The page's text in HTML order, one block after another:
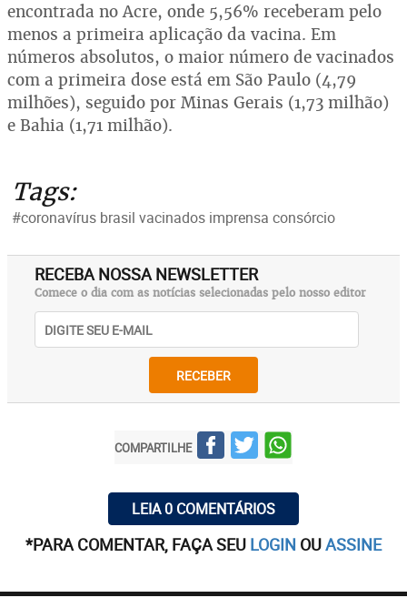
encontrada no Acre, onde 5,56% receberam pelo
menos a primeira aplicação da vacina. Em
números absolutos, o maior número de vacinados
com a primeira dose está em São Paulo (4,79
milhões), seguido por Minas Gerais (1,73 milhão)
e Bahia (1,71 milhão).
Tags:
#coronavírus brasil vacinados imprensa consórcio
RECEBA NOSSA NEWSLETTER
Comece o dia com as notícias selecionadas pelo nosso editor
RECEBER
COMPARTILHE
LEIA 0 COMENTÁRIOS
*PARA COMENTAR, FAÇA SEU LOGIN OUASSINE